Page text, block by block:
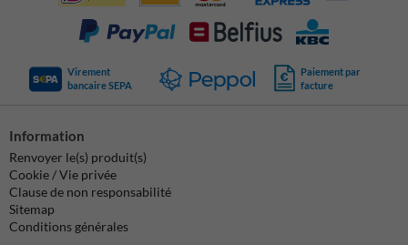
Virement
bancaire SEPA
Paiement par
facture
Information
Renvoyer le(s) produit(s)
Cookie / Vie privée
Clause de non responsabilité
Sitemap
Conditions générales